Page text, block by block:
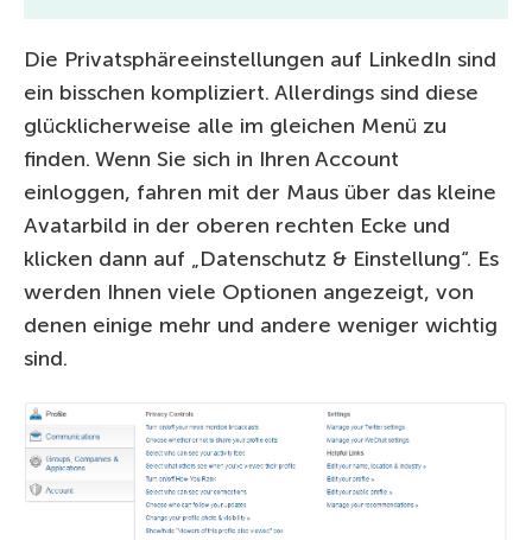
Die Privatsphäreeinstellungen auf LinkedIn sind
ein bisschen kompliziert. Allerdings sind diese
glücklicherweise alle im gleichen Menü zu
finden. Wenn Sie sich in Ihren Account
einloggen, fahren mit der Maus über das kleine
Avatarbild in der oberen rechten Ecke und
klicken dann auf „Datenschutz & Einstellung“. Es
werden Ihnen viele Optionen angezeigt, von
denen einige mehr und andere weniger wichtig
sind.